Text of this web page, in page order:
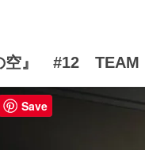
空』 #12
Save